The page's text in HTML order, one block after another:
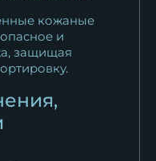
кожаные
и
защищая